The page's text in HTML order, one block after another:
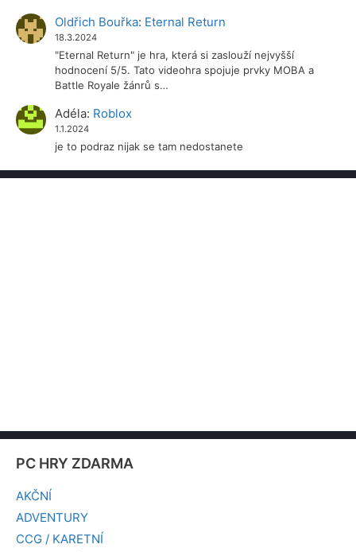
Oldřich Bouřka: Eternal Return
18.3.2024
"Eternal Return" je hra, která si zaslouží nejvyšší
hodnocení 5/5. Tato videohra spojuje prvky MOBA a
Battle Royale žánrů s…
Adéla: Roblox
1.1.2024
je to podraz nijak se tam nedostanete
PC HRY ZDARMA
AKČNÍ
ADVENTURY
CCG / KARETNÍ